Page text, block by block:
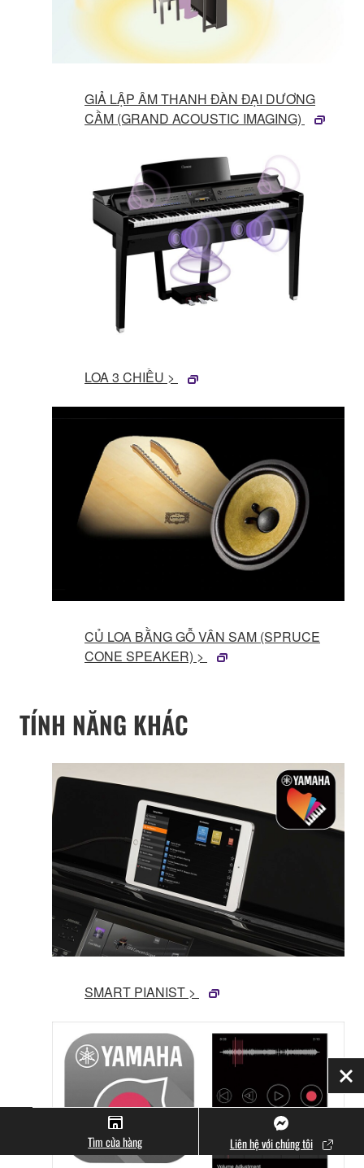
GIẢ LẬP ÂM THANH ĐÀN ĐẠI DƯƠNG
CẦM (GRAND ACOUSTIC IMAGING)
LOA 3 CHIỀU >
CỦ LOA BẰNG GỖ VÂN SAM (SPRUCE
CONE SPEAKER) >
TÍNH NĂNG KHÁC
SMART PIANIST >
Tìm cửa hàng Liên hệ với chúng tôi